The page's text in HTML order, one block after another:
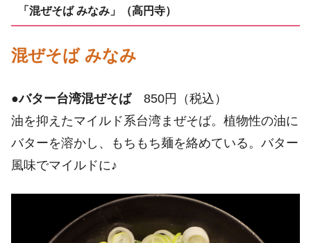
「混ぜそば みなみ」（高円寺）
混ぜそば みなみ
●バター台湾混ぜそば850円（税込）
油を抑えたマイルド系台湾まぜそば。植物性の油に
バターを溶かし、もちもち麺を絡めている。バター
風味でマイルドに♪